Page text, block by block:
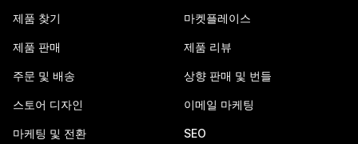
제품 찾기
제품 판매
주문 및 배송
스토어 디자인
마케팅 및 전환
마켓플레이스
제품 리뷰
상향 판매 및 번들
이메일 마케팅
SEO